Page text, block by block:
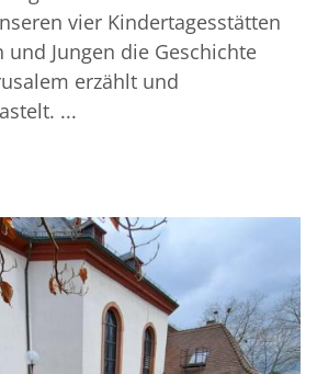
vier Kindertagesstätten
Jungen die Geschichte
erzählt und
...